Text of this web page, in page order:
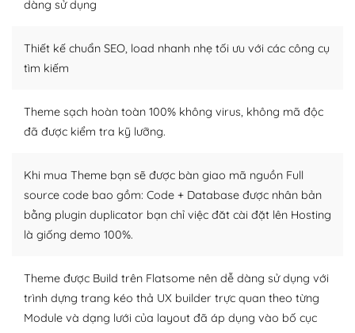
– Sở hữu một cộng đồng lớn, sẵn sàng hỗ trợ
khổng lồ được kiểm duyệt bởi các nhân viên và những
người cuồng tín WordPress.
Nếu bạn gặp khó khăn, bạn có thể lên mạng và tìm
kiếm những cộng đồng WordPress, họ sẽ giúp bạn trả
lời, giải đáp vấn đề của bạn.
Cộng đồng sử dụng WordPress sẵn sàng hỗ trợ bạn
– Đa dạng plugin và themes
Plugin mở rộng là thành phần cài đặt thêm vào
WordPress để tăng thêm các tính năng cần thiết. Có
dàng sử dụng
Thiết kế chuẩn SEO, load nhanh nhẹ tối ưu với các công cụ
tìm kiếm
Theme sạch hoàn toàn 100% không virus, không mã độc
đã được kiểm tra kỹ lưỡng.
Khi mua Theme bạn sẽ được bàn giao mã nguồn Full
source code bao gồm: Code + Database được nhân bản
bằng plugin duplicator bạn chỉ việc đăt cài đặt lên Hosting
là giống demo 100%.
Theme được Build trên Flatsome nên dễ dàng sử dụng với
trình dựng trang kéo thả UX builder trực quan theo từng
Module và dạng lưới của layout đã áp dụng vào bố cục